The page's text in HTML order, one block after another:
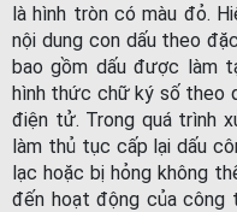
là hình tròn có màu đỏ.
nội dung con dấu theo
bao gồm dấu được làm
hình thức chữ ký số theo
điện tử. Trong quá trình
làm thủ tục cấp lại dấu
lạc hoặc bị hỏng không
đến hoạt động của công